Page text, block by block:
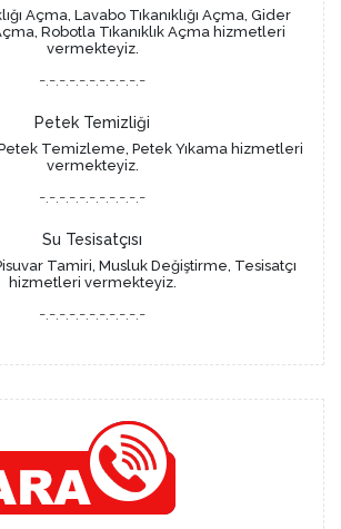
Açma, Lavabo Tıkanıklığı Açma, Gider
Robotla Tıkanıklık Açma hizmetleri
vermekteyiz.
-.-.-.-.-.-.-.-.-.-.-
Petek Temizliği
Temizleme, Petek Yıkama hizmetleri
vermekteyiz.
-.-.-.-.-.-.-.-.-.-.-
Su Tesisatçısı
Tamiri, Musluk Değiştirme, Tesisatçı
hizmetleri vermekteyiz.
-.-.-.-.-.-.-.-.-.-.-